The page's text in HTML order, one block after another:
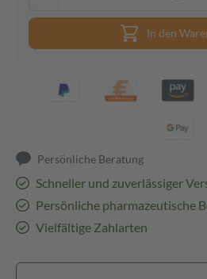
In den
Persönliche Beratung
Schneller und zuverlässiger
Persönliche pharmazeutische
Vielfältige Zahlarten